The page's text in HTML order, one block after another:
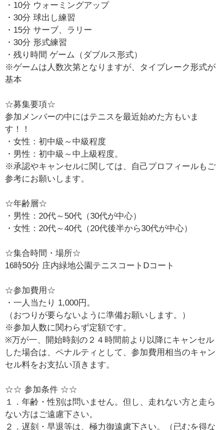
・10分 ウォーミングアップ
・30分 球出し練習
・15分 サーブ、ラリー
・30分 形式練習
・残り時間 ゲーム（ダブルス形式）
※ゲームは人数次第となりますが、タイブレーク形式が
基本
☆募集要項☆
参加メンバーの中にはテニスを最近始めた方もいま
す！！
・女性：初中級～中級程度
・男性：初中級～中上級程度。
※承認やキャンセルに関しては、自己プロフィールもご
参考にお願いします。
☆年齢層☆
・男性：20代～50代（30代が中心）
・女性：20代～40代（20代後半から30代が中心）
☆集合時間・場所☆
16時50分 庄内緑地公園テニスコートDコート
☆参加費用☆
・一人当たり 1,000円。
（おつりが要らないように準備お願いします。）
※参加人数に関わらず定額です。
※万が一、開始時刻の２４時間前より以降にキャンセル
した場合は、ペナルティとして、参加費用相当のキャン
セル料をお支払い頂きます。
☆☆ 参加条件 ☆☆
１．年齢・性別は問いません。但し、走れない方と走ら
ない方はご遠慮下さい。
２．遅刻・早退等は、極力御遠慮下さい。（已むを得な